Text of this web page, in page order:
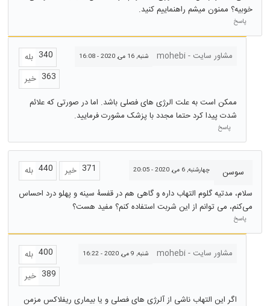
خوبیه؟ ممنون میشم راهنماییم کنید.
پاسخ
مشاور سایت - mohebi شنبه, 16 می, 2020 - 16:08 بله 340
خیر 363
ممکن است به علت الرژی های فصلی باشد. اما در صورتی که علائم
شدت پیدا کرد حتما مجدد با پزشک مشورت فرمایید.
پاسخ
سوسن چهارشنبه, 6 می, 2020 - 20:05 بله 440 خیر 371
سلام، مدتیه گلوم التهاب داره و گاهی هم در قفسۀ سینه و پهلو درد احساس
می‌کنم، می توانم از این شربت استفاده کنم؟ مفید هست؟
پاسخ
مشاور سایت - mohebi شنبه, 9 می, 2020 - 16:22 بله 400
خیر 389
اگر این التهاب ناشی از آلرژی های فصلی و یا بیماری ریفلاکس مزمن